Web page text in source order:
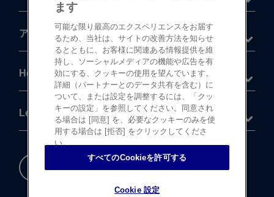
アキュビュー®製品
Help
Legal
重要な​安全情報
ます
可能な限り最高のエクスペリエンスをお届す
るため、当社は、サイトの改善方法を知らせ
るとともに、お客様に関連ある情報提供を維
持し、ソーシャルメディアの機能や広告を有
効にする、クッキーの使用を望んでいます。
詳細（パートナーとのデータ共有を含む）に
ついて、または設定を調整するには、「クッ
キーの設定」を参照してください。同意され
る場合は [同意] を、必要なクッキーのみを使
用する場合は [拒否] をクリックしてくださ
い。
Cookie 設定
すべてのCookieを許可する